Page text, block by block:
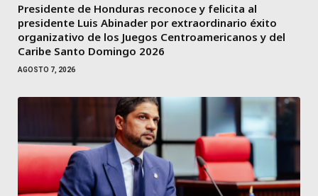
Presidente de Honduras reconoce y felicita al
presidente Luis Abinader por extraordinario éxito
organizativo de los Juegos Centroamericanos y del
Caribe Santo Domingo 2026
AGOSTO 7, 2026